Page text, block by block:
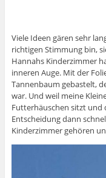
Viele Ideen gären sehr
richtigen Stimmung bin,
Hannahs Kinderzimmer
inneren Auge. Mit der
Tannenbaum gebastelt,
war. Und weil meine
Futterhäuschen sitzt und
Entscheidung dann
Kinderzimmer gehören